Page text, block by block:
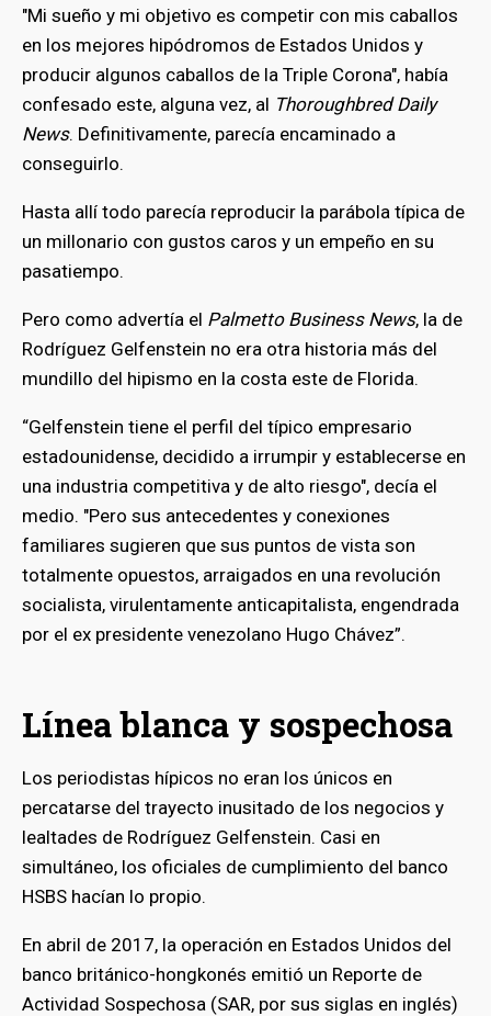
"Mi sueño y mi objetivo es competir con mis caballos
en los mejores hipódromos de Estados Unidos y
producir algunos caballos de la Triple Corona", había
confesado este, alguna vez, al Thoroughbred Daily
News. Definitivamente, parecía encaminado a
conseguirlo.
Hasta allí todo parecía reproducir la parábola típica de
un millonario con gustos caros y un empeño en su
pasatiempo.
Pero como advertía el Palmetto Business News, la de
Rodríguez Gelfenstein no era otra historia más del
mundillo del hipismo en la costa este de Florida.
“Gelfenstein tiene el perfil del típico empresario
estadounidense, decidido a irrumpir y establecerse en
una industria competitiva y de alto riesgo", decía el
medio. "Pero sus antecedentes y conexiones
familiares sugieren que sus puntos de vista son
totalmente opuestos, arraigados en una revolución
socialista, virulentamente anticapitalista, engendrada
por el ex presidente venezolano Hugo Chávez”.
Línea blanca y sospechosa
Los periodistas hípicos no eran los únicos en
percatarse del trayecto inusitado de los negocios y
lealtades de Rodríguez Gelfenstein. Casi en
simultáneo, los oficiales de cumplimiento del banco
HSBS hacían lo propio.
En abril de 2017, la operación en Estados Unidos del
banco británico-hongkonés emitió un Reporte de
Actividad Sospechosa (SAR, por sus siglas en inglés)